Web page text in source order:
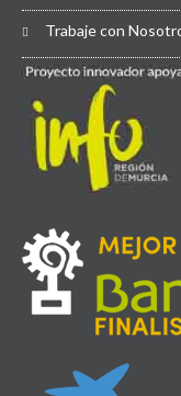
Trabaje con